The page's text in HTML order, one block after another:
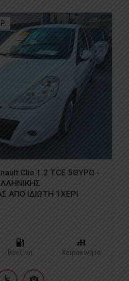
Clio 1.2 TCE 5ΘΥΡΟ -
ΑΠΟ ΙΔΙΩΤΗ 1ΧΕΡΙ
Βενζίνη Χειροκίνητο